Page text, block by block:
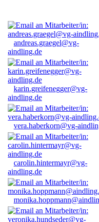
andreas.graegel@vg-
aindling.de
karin.greifenegger@vg-
aindling.de
vera.haberkorn@vg-
carolin.hintermayr@vg-
aindling.de